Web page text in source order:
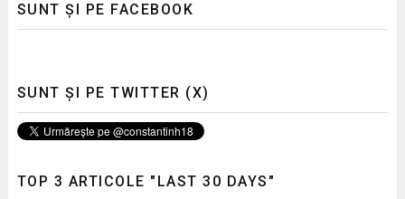
SUNT ȘI PE FACEBOOK
SUNT ȘI PE TWITTER (X)
TOP 3 ARTICOLE "LAST 30 DAYS"